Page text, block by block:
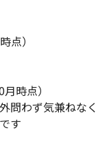
点）
時点）
問わず気兼ねなく
す